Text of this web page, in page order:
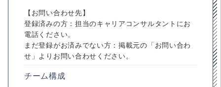
【お問い合わせ先】
登録済みの方：担当のキャリアコンサルタントにお
電話ください。
まだ登録がお済みでない方：掲載元の「お問い合わ
せ」よりお問い合わせください。
チーム構成